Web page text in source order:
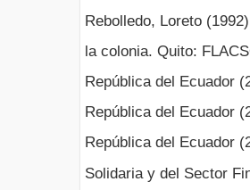
Rebolledo, Loreto
la colonia. Quito:
República del Ecuador
República del Ecuador
República del Ecuador
Solidaria y del Sector